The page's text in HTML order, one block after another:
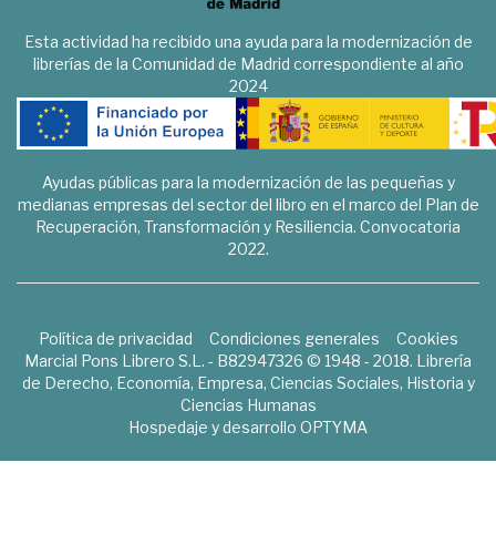
Esta actividad ha recibido una ayuda para la modernización de
librerías de la Comunidad de Madrid correspondiente al año
2024
Ayudas públicas para la modernización de las pequeñas y
medianas empresas del sector del libro en el marco del Plan de
Recuperación, Transformación y Resiliencia. Convocatoria
2022.
Política de privacidad Condiciones generales
Cookies
Marcial Pons Librero S.L. - B82947326 © 1948 - 2018. Librería
de Derecho, Economía, Empresa, Ciencias Sociales, Historia y
Ciencias Humanas
Hospedaje y desarrollo OPTYMA